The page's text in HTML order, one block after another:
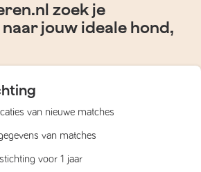
zoek je
jouw ideale hond,
van nieuwe matches
van matches
voor 1 jaar